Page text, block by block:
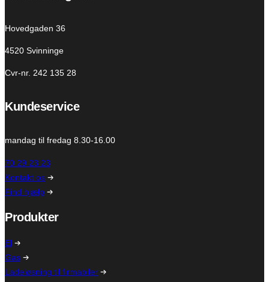
Hovedgaden 36
4520 Svinninge
Cvr-nr. 242 135 28
Kundeservice
mandag til fredag 8.30-16.00
70 29 23 23
Kontakt os
Find hjælp
Produkter
El
Gas
Ladeløsning til firmabiler